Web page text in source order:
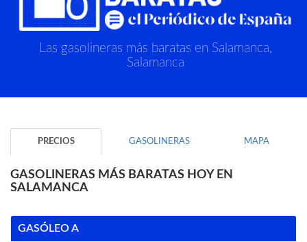
Las gasolineras más baratas en Salamanca,
Salamanca
PRECIOS GASOLINERAS MAPA
GASOLINERAS MÁS BARATAS HOY EN
SALAMANCA
GASÓLEO A